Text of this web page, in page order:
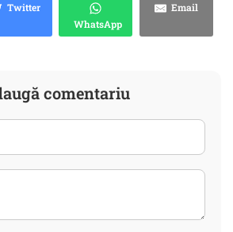
Twitter
WhatsApp
Email
comentariu